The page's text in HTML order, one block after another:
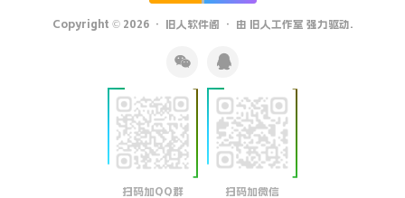
Copyright © 2026 · 旧人软件阁 · 由 旧人工作室 强力驱动.
扫码加QQ群 扫码加微信